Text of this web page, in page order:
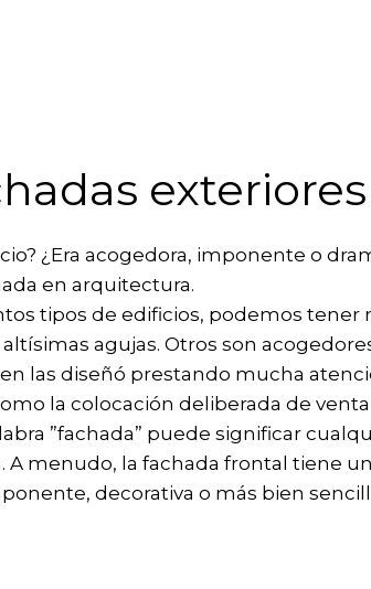
exteriores
¿Era acogedora, imponente o
en arquitectura.
tipos de edificios, podemos
agujas. Otros son
las diseñó prestando mucha
la colocación deliberada de
”fachada” puede significar
menudo, la fachada frontal tiene
decorativa o más bien